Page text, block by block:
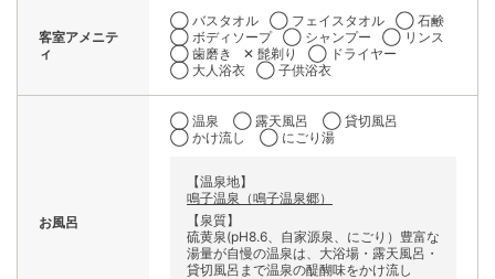
客室アメニテ
ィ
◯ バスタオル ◯ フェイスタオル
◯ 石鹸
◯ ボディソープ
◯ シャンプー
◯ リンス
◯ 歯磨き
✕ 髭剃り
◯ ドライヤー
◯ 大人浴衣
◯ 子供浴衣
お風呂
◯ 温泉 ◯ 露天風呂
◯ 貸切風呂
◯ かけ流し
◯ にごり湯
【温泉地】
鳴子温泉（鳴子温泉郷）
【泉質】
硫黄泉(pH8.6、自家源泉、にごり）豊富な
湯量が自慢の温泉は、大浴場・露天風呂・
貸切風呂まで温泉の醍醐味をかけ流し